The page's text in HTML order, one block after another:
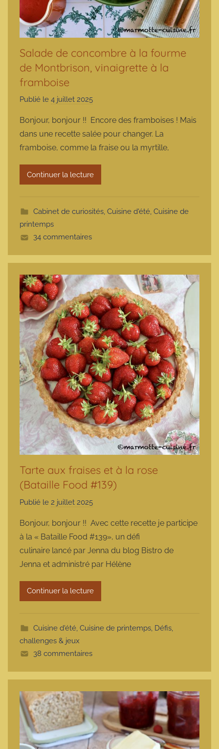
Salade de concombre à la fourme
de Montbrison, vinaigrette à la
framboise
Publié le 4 juillet 2025
r
m
a
r
m
t
Bonjour, bonjour !! Encore des framboises ! Mais
dans une recette salée pour changer. La
framboise, comme la fraise ou la myrtille,
Continuer la lecture
Cabinet de curiosités, Cuisine d'été, Cuisine de
printemps
34 commentaires
Tarte aux fraises et à la rose
(Bataille Food #139)
Publié le 2 juillet 2025
r
m
a
r
o
t
e
Bonjour, bonjour !! Avec cette recette je participe
à la « Bataille Food #139», un défi
culinaire lancé par Jenna du blog Bistro de
Jenna et administré par Hélène
Continuer la lecture
Cuisine d'été, Cuisine de printemps, Défis,
challenges & jeux
38 commentaires